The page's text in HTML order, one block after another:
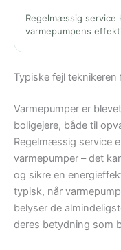
Regelmæssig service
varmepumpens
Typiske fejl
Varmepumper er
boligejere, både til
Regelmæssig service
varmepumper – det
og sikre en
typisk, når
belyser de
deres betydning som